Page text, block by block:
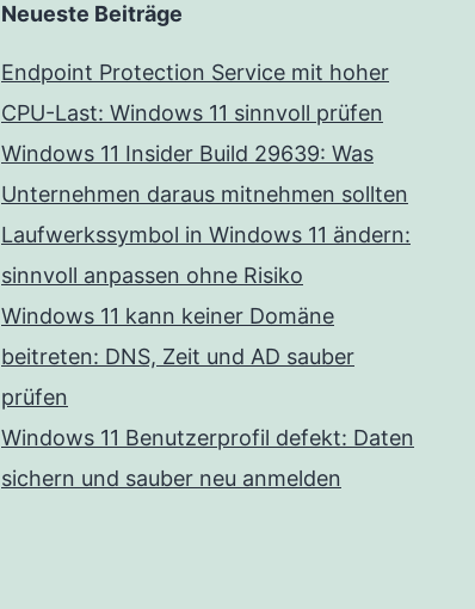
Neueste Beiträge
Endpoint Protection Service mit hoher
CPU-Last: Windows 11 sinnvoll prüfen
Windows 11 Insider Build 29639: Was
Unternehmen daraus mitnehmen sollten
Laufwerkssymbol in Windows 11 ändern:
sinnvoll anpassen ohne Risiko
Windows 11 kann keiner Domäne
beitreten: DNS, Zeit und AD sauber
prüfen
Windows 11 Benutzerprofil defekt: Daten
sichern und sauber neu anmelden